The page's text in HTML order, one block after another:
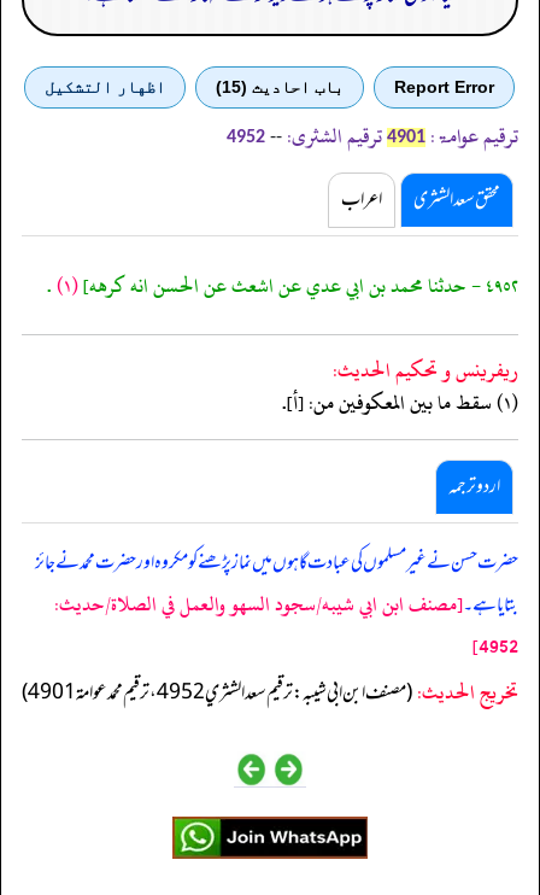
Report Error باب احادیث (15) اظهار التشكيل
ترقیم عوامۃ: 4901 ترقیم الشثری: --
4952
محقق سعد الشثری اعراب
٤٩٥٢ - حدثنا محمد بن ابي عدي عن اشعث عن الحسن انه كرهه] (١) .
ريفرينس و تحكيم الحدیث:
(١) سقط ما بين المعكوفين من: [أ].
اردو ترجمہ
حضرت حسن نے غیر مسلموں کی عبادت گاہوں میں نماز پڑھنے کو مکروہ اور حضرت محمد نے جائز
بتایا ہے۔[مصنف ابن ابي شيبه/سجود السهو والعمل في الصلاة/حدیث:
4952]
تخریج الحدیث:(مصنف ابن ابي شيبه: ترقيم سعد الشثري 4952، ترقيم محمد عوامة 4901)